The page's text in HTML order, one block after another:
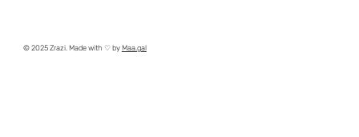
© 2025 Zrazi. Made with ♡ byMaa.gal